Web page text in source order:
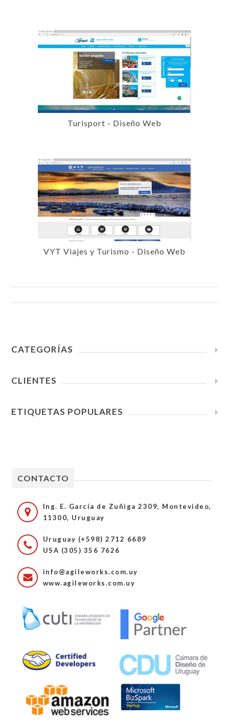
Turisport - Diseño Web
VYT Viajes y Turismo - Diseño Web
CATEGORÍAS
CLIENTES
ETIQUETAS POPULARES
CONTACTO
Ing. E. García de Zuñiga 2309, Montevideo,
11300, Uruguay
Uruguay (+598) 2712 6689
USA (305) 356 7626
info@agileworks.com.uy
www.agileworks.com.uy